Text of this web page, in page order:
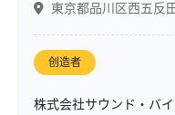
東京都品川区西五反
创造者
株式会社サウンド・バ